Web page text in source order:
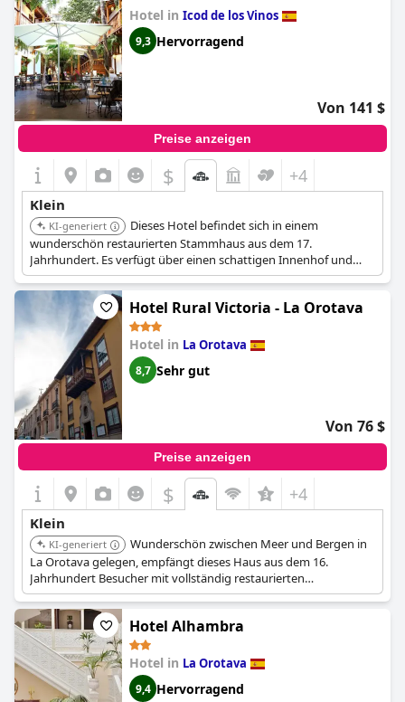
Hotel in Icod de los Vinos
9,3 Hervorragend
Von 141 $
Preise anzeigen
$ +4
Klein
KI-generiert
Dieses Hotel befindet sich in einem
wunderschön restaurierten Stammhaus aus dem 17.
Jahrhundert. Es verfügt über einen schattigen Innenhof und
bewahrt den ursprünglichen Charakter des alten Gebäudes. Das
Hotel liegt zentral in einer Fußgängerzone in der Nähe von
Geschäften und Restaurants.Hotel Rural Victoria - La Orotava
Hotel in La Orotava
8,7 Sehr gut
Von 76 $
Preise anzeigen
$ +4
Klein
KI-generiert
Wunderschön zwischen Meer und Bergen in
La Orotava gelegen, empfängt dieses Haus aus dem 16.
Jahrhundert Besucher mit vollständig restaurierten
Einrichtungen, die gleichzeitig seine ursprüngliche Architektur
bewahren. Es bietet einfache, traditionelle Zimmer mit Blick auf
einen zentralen Innenhof. Das Hotel verfügt über ein
ausgezeichnetes regionales Restaurant und eine entspannte
Atmosphäre.
Hotel Alhambra
Hotel in La Orotava
9,4 Hervorragend